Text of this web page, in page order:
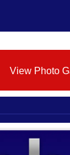
View Photo